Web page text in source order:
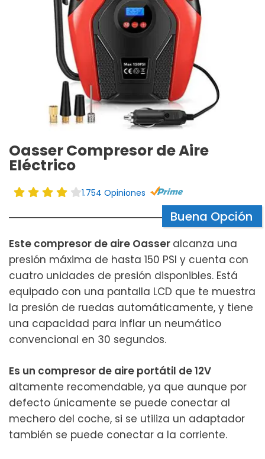
Oasser Compresor de Aire
Eléctrico
1.754 Opiniones
Buena Opción
Este compresor de aire Oasser alcanza una
presión máxima de hasta 150 PSI y cuenta con
cuatro unidades de presión disponibles. Está
equipado con una pantalla LCD que te muestra
la presión de ruedas automáticamente, y tiene
una capacidad para inflar un neumático
convencional en 30 segundos.
Es un compresor de aire portátil de 12V
altamente recomendable, ya que aunque por
defecto únicamente se puede conectar al
mechero del coche, si se utiliza un adaptador
también se puede conectar a la corriente.